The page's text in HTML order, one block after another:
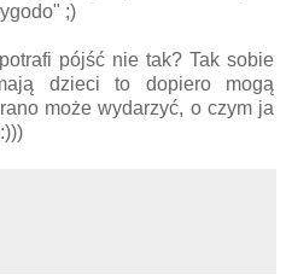
;)
pójść nie tak? Tak sobie
dzieci to dopiero mogą
może wydarzyć, o czym ja